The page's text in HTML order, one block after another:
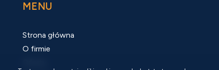
MENU
Strona główna
O firmie